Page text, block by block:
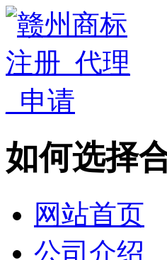
如何选择
网站首页
公司介绍